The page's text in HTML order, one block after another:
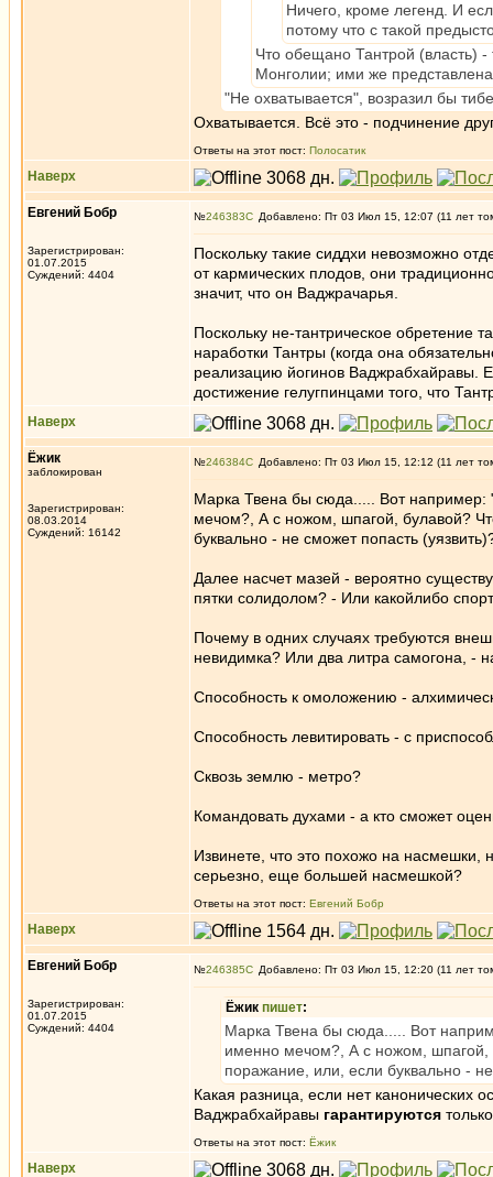
Ничего, кроме легенд. И
потому что с такой
Что обещано Тантрой (власть)
Монголии; ими же
"Не охватывается", возразил бы
Охватывается. Всё это - подчинение
Ответы на этот пост: Полосатик
Наверх
Евгений Бобр
Зарегистрирован:
01.07.2015
Суждений: 4404
№246383 Добавлено: Пт 03 Июл 15, 12:07 (11 лет
Поскольку такие сиддхи невозможно
от кармических плодов, они
значит, что он Ваджрачарья.
Поскольку не-тантрическое обретение
наработки Тантры (когда она
реализацию йогинов Ваджрабхайравы.
достижение гелугпинцами того, что
Наверх
Ёжик
заблокирован
Зарегистрирован:
08.03.2014
Суждений: 16142
№246384 Добавлено: Пт 03 Июл 15, 12:12 (11 лет
Марка Твена бы сюда..... Вот например:
мечом?, А с ножом, шпагой, булавой?
буквально - не сможет попасть
Далее насчет мазей - вероятно
пятки солидолом? - Или какойлибо
Почему в одних случаях требуются
невидимка? Или два литра самогона, -
Способность к омоложению -
Способность левитировать - с
Сквозь землю - метро?
Командовать духами - а кто сможет
Извинете, что это похожо на насмешки,
серьезно, еще большей насмешкой?
Ответы на этот пост: Евгений Бобр
Наверх
Евгений Бобр
Зарегистрирован:
01.07.2015
Суждений: 4404
№246385 Добавлено: Пт 03 Июл 15, 12:20 (11 лет
Ёжик пишет:
Марка Твена бы сюда..... Вот
именно мечом?, А с ножом, шпагой,
поражание, или, если буквально -
Какая разница, если нет канонических
Ваджрабхайравы гарантируются
Ответы на этот пост: Ёжик
Наверх